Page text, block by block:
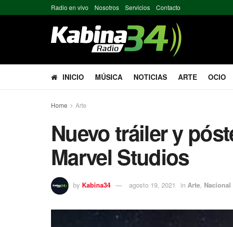
Radio en vivo Nosotros Servicios Contacto
INICIO MÚSICA NOTICIAS ARTE OCIO
Home Arte
Nuevo tráiler y
Marvel Studios
by Kabina34 agosto 19, 2021 in Arte, Nacional